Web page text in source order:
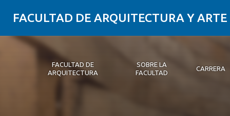
FACULTAD DE ARQUITECTURA Y ARTE
FACULTAD DE
ARQUITECTURA
SOBRE LA
FACULTAD
CARRERA